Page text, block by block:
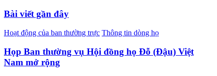
Bài viết gần đây
Hoạt động của ban thường trực Thông tin dòng họ
Họp Ban thường vụ Hội đồng họ Đỗ (Đậu) Việt
Nam mở rộng